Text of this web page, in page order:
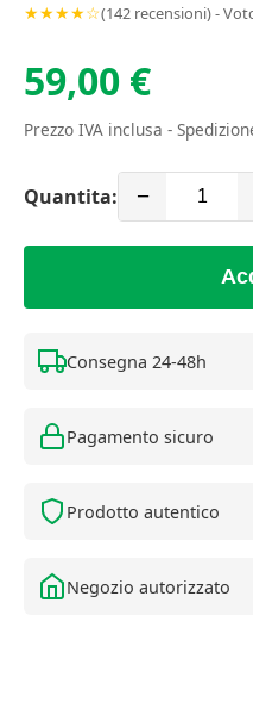
★★★★☆(142 recensioni) -
59,00 €
Prezzo IVA inclusa -
Quantita: −
Consegna 24-48h
Pagamento sicuro
Prodotto autentico
Negozio autorizzato